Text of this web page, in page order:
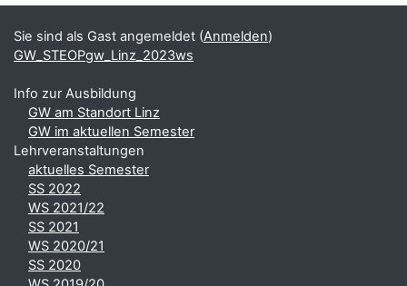
Sie sind als Gast angemeldet (Anmelden)
GW_STEOPgw_Linz_2023ws
Info zur Ausbildung
GW am Standort Linz
GW im aktuellen Semester
Lehrveranstaltungen
aktuelles Semester
SS 2022
WS 2021/22
SS 2021
WS 2020/21
SS 2020